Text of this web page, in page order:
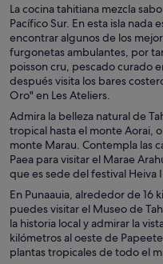
La cocina tahitiana mezcla
Pacífico Sur. En esta isla
encontrar algunos de los
furgonetas ambulantes, por
poisson cru, pescado curado
después visita los bares
Oro" en Les Ateliers.
Admira la belleza natural de
tropical hasta el monte Aorai,
monte Marau. Contempla las
Paea para visitar el Marae
que es sede del festival Heiva I
En Punaauia, alrededor de 16
puedes visitar el Museo de
la historia local y admirar la
kilómetros al oeste de
plantas tropicales de todo el